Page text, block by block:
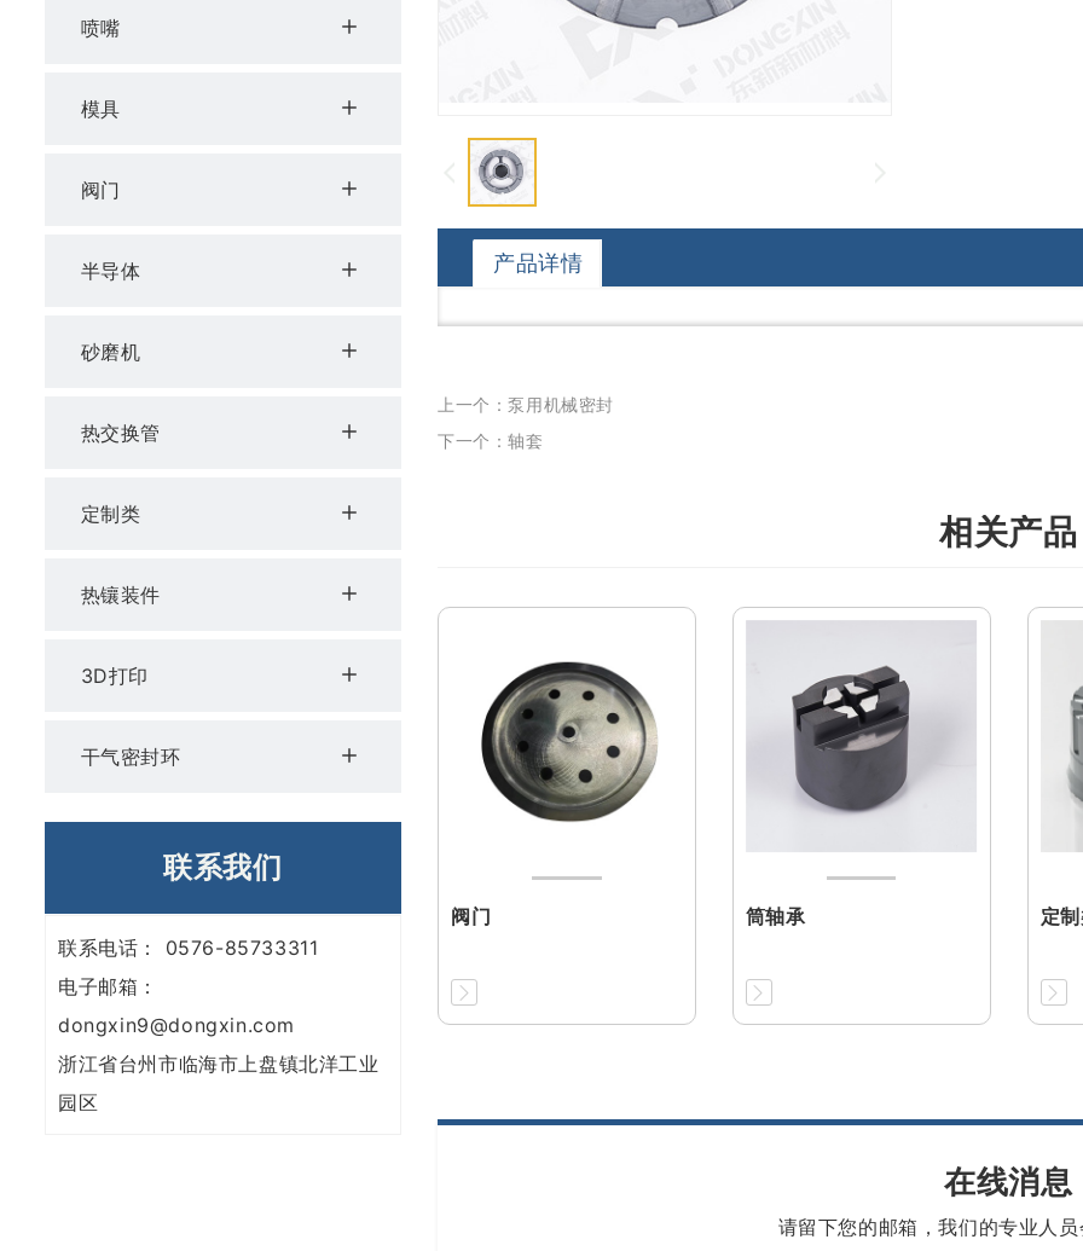
喷嘴
模具
阀门
半导体
砂磨机
热交换管
定制类
热镶装件
3D打印
干气密封环
联系我们
联系电话： 0576-85733311
电子邮箱：
dongxin9@dongxin.com
浙江省台州市临海市上盘镇北洋工业
园区
产品详情
上一个：泵用机械密封
下一个：轴套
相关产品
阀门 筒轴承 定
在线消息
请留下您的邮箱，我们的专业人